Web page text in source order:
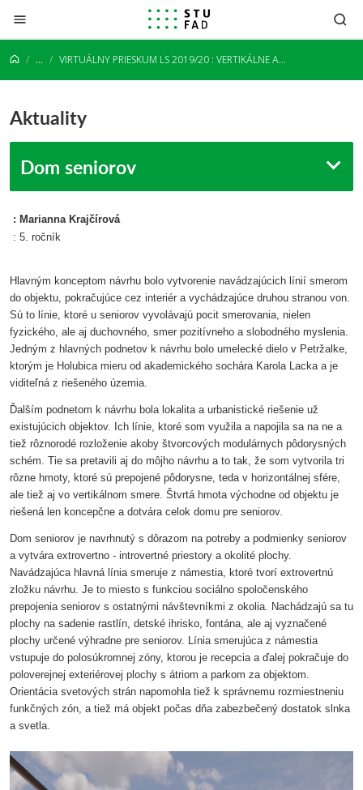
Prejsť na obsah
... VIRTUÁLNY PRIESKUM LS 2019/20 : VERTIKÁLNE ATELIÉRY
Aktuality
Dom seniorov
: Marianna Krajčírová
: 5. ročník
Hlavným konceptom návrhu bolo vytvorenie navádzajúcich línií smerom
do objektu, pokračujúce cez interiér a vychádzajúce druhou stranou von.
Sú to línie, ktoré u seniorov vyvolávajú pocit smerovania, nielen
fyzického, ale aj duchovného, smer pozitívneho a slobodného myslenia.
Jedným z hlavných podnetov k návrhu bolo umelecké dielo v Petržalke,
ktorým je Holubica mieru od akademického sochára Karola Lacka a je
viditeľná z riešeného územia.
Ďalším podnetom k návrhu bola lokalita a urbanistické riešenie už
existujúcich objektov. Ich línie, ktoré som využila a napojila sa na ne a
tiež rôznorodé rozloženie akoby štvorcových modulárnych pôdorysných
schém. Tie sa pretavili aj do môjho návrhu a to tak, že som vytvorila tri
rôzne hmoty, ktoré sú prepojené pôdorysne, teda v horizontálnej sfére,
ale tiež aj vo vertikálnom smere. Štvrtá hmota východne od objektu je
riešená len koncepčne a dotvára celok domu pre seniorov.
Dom seniorov je navrhnutý s dôrazom na potreby a podmienky seniorov
a vytvára extrovertno - introvertné priestory a okolité plochy.
Navádzajúca hlavná línia smeruje z námestia, ktoré tvorí extrovertnú
zložku návrhu. Je to miesto s funkciou sociálno spoločenského
prepojenia seniorov s ostatnými návštevníkmi z okolia. Nachádzajú sa tu
plochy na sadenie rastlín, detské ihrisko, fontána, ale aj vyznačené
plochy určené výhradne pre seniorov. Línia smerujúca z námestia
vstupuje do polosúkromnej zóny, ktorou je recepcia a ďalej pokračuje do
poloverejnej exteriérovej plochy s átriom a parkom za objektom.
Orientácia svetových strán napomohla tiež k správnemu rozmiestneniu
funkčných zón, a tiež má objekt počas dňa zabezbečený dostatok slnka
a svetla.